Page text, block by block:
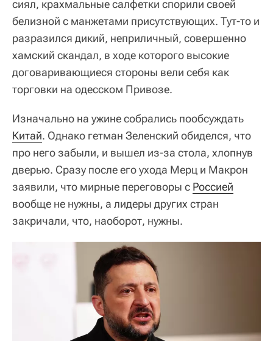
сиял, крахмальные салфетки спорили своей
белизной с манжетами присутствующих. Тут-то и
разразился дикий, неприличный, совершенно
хамский скандал, в ходе которого высокие
договаривающиеся стороны вели себя как
торговки на одесском Привозе.
Изначально на ужине собрались пообсуждать
Китай. Однако гетман Зеленский обиделся, что
про него забыли, и вышел из-за стола, хлопнув
дверью. Сразу после его ухода Мерц и Макрон
заявили, что мирные переговоры с Россией
вообще не нужны, а лидеры других стран
закричали, что, наоборот, нужны.